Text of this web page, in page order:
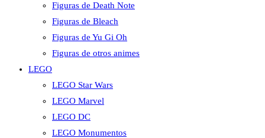
Figuras de Death Note
Figuras de Bleach
Figuras de Yu Gi Oh
Figuras de otros animes
LEGO
LEGO Star Wars
LEGO Marvel
LEGO DC
LEGO Monumentos